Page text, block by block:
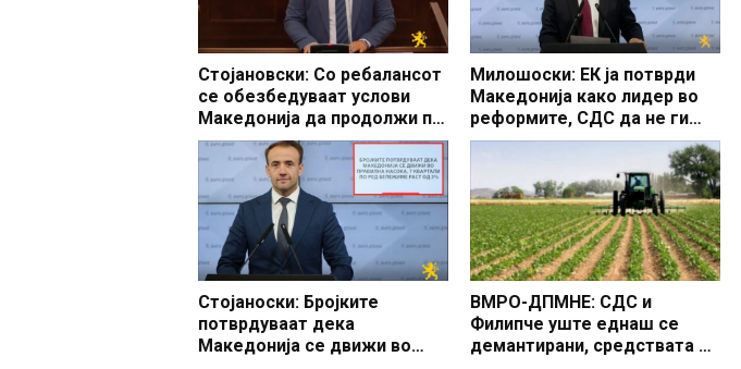
Стојановски: Со ребалансот
се обезбедуваат услови
Македонија да продолжи по
патот на економскиот раст,
стабилни финансии и
подобар животен стандард
на сите граѓани
Милошоски: ЕК ја потврди
Македонија како лидер во
реформите, СДС да не ги
блокира законите од
Стојаноски: Бројките
потврдуваат дека
Македонија се движи во
ВМРО-ДПМНЕ: СДС и
Филипче уште еднаш се
демантирани, средствата од